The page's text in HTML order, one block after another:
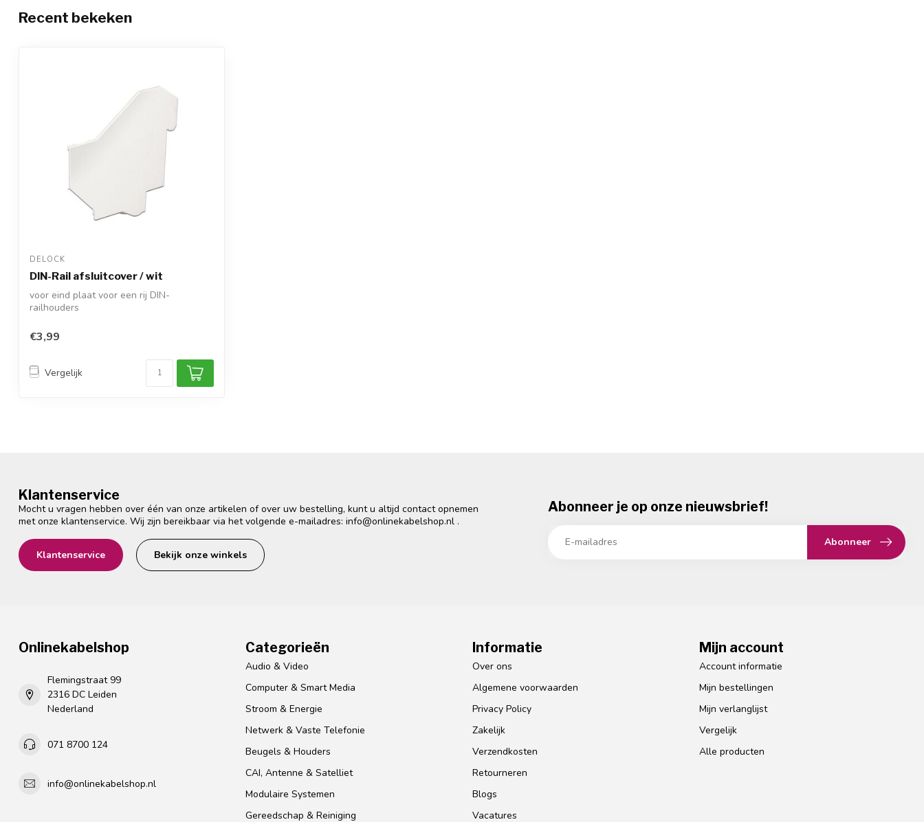
Recent bekeken
DELOCK
DIN-Rail afsluitcover / wit
voor eind plaat voor een rij DIN-
railhouders
€3,99
Vergelijk
Klantenservice
Mocht u vragen hebben over één van onze artikelen of over uw bestelling, kunt u altijd contact opnemen
met onze klantenservice. Wij zijn bereikbaar via het volgende e-mailadres: info@onlinekabelshop.nl .
Klantenservice Bekijk onze winkels
Abonneer je op onze nieuwsbrief!
Abonneer
Onlinekabelshop
Flemingstraat 99
2316 DC Leiden
Nederland
071 8700 124
info@onlinekabelshop.nl
Categorieën
Audio & Video
Computer & Smart Media
Stroom & Energie
Netwerk & Vaste Telefonie
Beugels & Houders
CAI, Antenne & Satelliet
Modulaire Systemen
Gereedschap & Reiniging
Informatie
Over ons
Algemene voorwaarden
Privacy Policy
Zakelijk
Verzendkosten
Retourneren
Blogs
Vacatures
Mijn account
Account informatie
Mijn bestellingen
Mijn verlanglijst
Vergelijk
Alle producten